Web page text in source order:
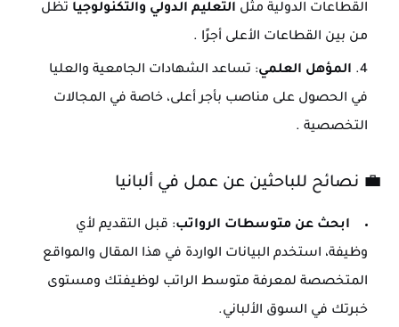
القطاعات الدولية مثل التعليم الدولي والتكنولوجيا تظل
من بين القطاعات الأعلى أجرًا .
المؤهل العلمي: تساعد الشهادات الجامعية والعليا
في الحصول على مناصب بأجر أعلى، خاصة في المجالات
التخصصية .
💼 نصائح للباحثين عن عمل في ألبانيا
ابحث عن متوسطات الرواتب: قبل التقديم لأي
وظيفة، استخدم البيانات الواردة في هذا المقال والمواقع
المتخصصة لمعرفة متوسط الراتب لوظيفتك ومستوى
خبرتك في السوق الألباني.